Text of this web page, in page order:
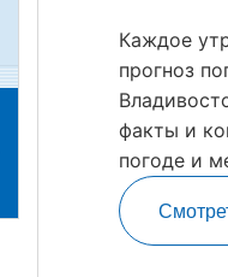
Каждое
прогноз
факты и
погоде и